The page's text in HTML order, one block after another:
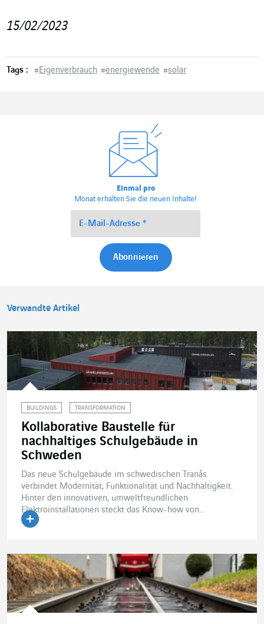
15/02/2023
Tags : #Eigenverbrauch #energiewende #solar
Einmal pro
Monat erhalten Sie die neuen Inhalte!
Verwandte Artikel
BUILDINGS TRANSFORMATION
Kollaborative Baustelle für
nachhaltiges Schulgebäude in
Schweden
Das neue Schulgebäude im schwedischen Tranås
verbindet Modernität, Funktionalität und Nachhaltigkeit.
Hinter den innovativen, umweltfreundlichen
Elektroinstallationen steckt das Know-how von...